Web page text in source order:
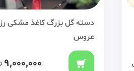
دسته گل بزرگ کاغذ مشکی رز
عروس
9,000,000